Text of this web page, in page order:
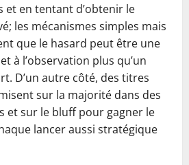
et en tentant d’obtenir le
les mécanismes simples mais
que le hasard peut être une
à l’observation plus qu’un
D’un autre côté, des titres
sur la majorité dans des
et sur le bluff pour gagner le
lancer aussi stratégique